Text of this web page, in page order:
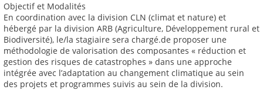
Objectif et Modalités
En coordination avec la division CLN (climat et nature) et
hébergé par la division ARB (Agriculture, Développement rural et
Biodiversité), le/la stagiaire sera chargé.de proposer une
méthodologie de valorisation des composantes « réduction et
gestion des risques de catastrophes » dans une approche
intégrée avec l’adaptation au changement climatique au sein
des projets et programmes suivis au sein de la division.